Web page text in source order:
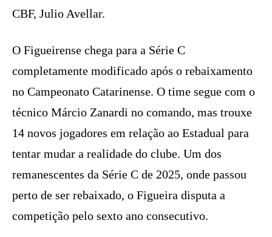
CBF, Julio Avellar.
O Figueirense chega para a Série C
completamente modificado após o rebaixamento
no Campeonato Catarinense. O time segue com o
técnico Márcio Zanardi no comando, mas trouxe
14 novos jogadores em relação ao Estadual para
tentar mudar a realidade do clube. Um dos
remanescentes da Série C de 2025, onde passou
perto de ser rebaixado, o Figueira disputa a
competição pelo sexto ano consecutivo.